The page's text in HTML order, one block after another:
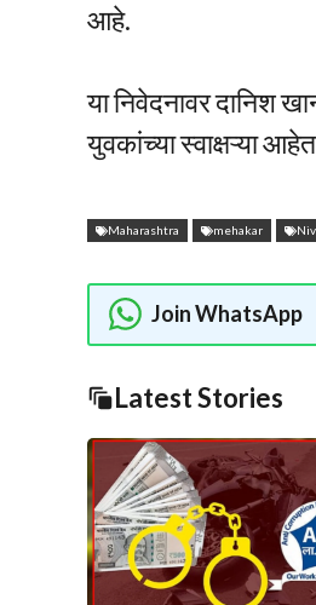
आहे.
या निवेदनावर दानिश
युवकांच्या स्वाक्षऱ्या
Maharashtra mehakar
Join WhatsApp
Latest Stories